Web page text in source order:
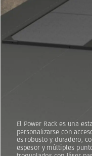
El Power Rack es una
personalizarse con
es robusto y duradero,
espesor y múltiples